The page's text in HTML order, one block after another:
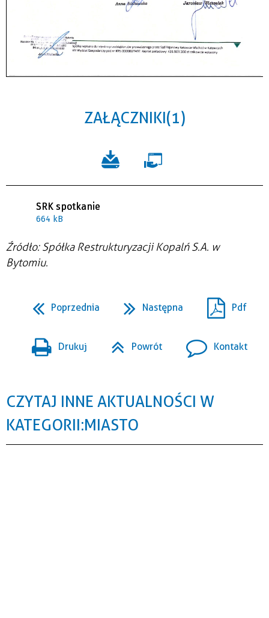
ZAŁĄCZNIKI (1)
SRK spotkanie
664 kB
Źródło: Spółka Restrukturyzacji Kopalń S.A. w
Bytomiu.
Poprzednia Następna Pdf
Drukuj Powrót Kontakt
CZYTAJ INNE AKTUALNOŚCI W
KATEGORII: MIASTO